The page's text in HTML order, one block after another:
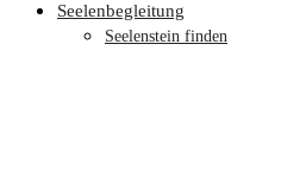
Seelenbegleitung
Seelenstein finden